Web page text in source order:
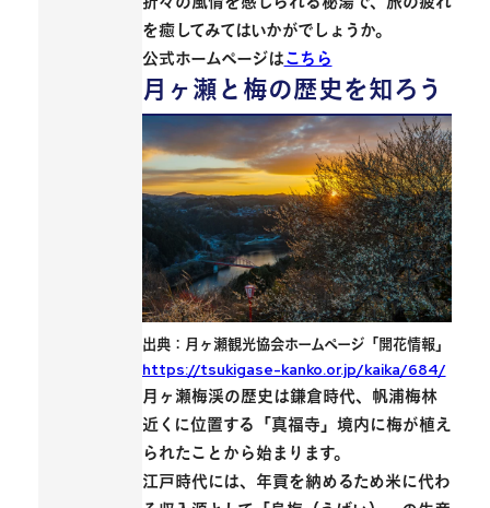
を癒してみてはいかがでしょうか。
公式ホームページはこちら
月ヶ瀬と梅の歴史を知ろう
出典：月ヶ瀬観光協会ホームページ「開花情報」
https://tsukigase-kanko.or.jp/kaika/684/
月ヶ瀬梅渓の歴史は鎌倉時代、帆浦梅林
近くに位置する「真福寺」境内に梅が植え
られたことから始まります。
江戸時代には、年貢を納めるため米に代わ